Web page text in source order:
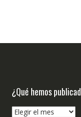
¿Qué hemos
¿Qué